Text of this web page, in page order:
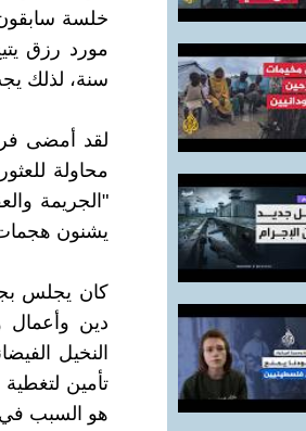
خلسة
سنة، لذلك
لقد أمضى
محاولة
"الجريمة
يشنون
كان يجلس
دين وأعمال
النخيل
تأمين
هو السبب في